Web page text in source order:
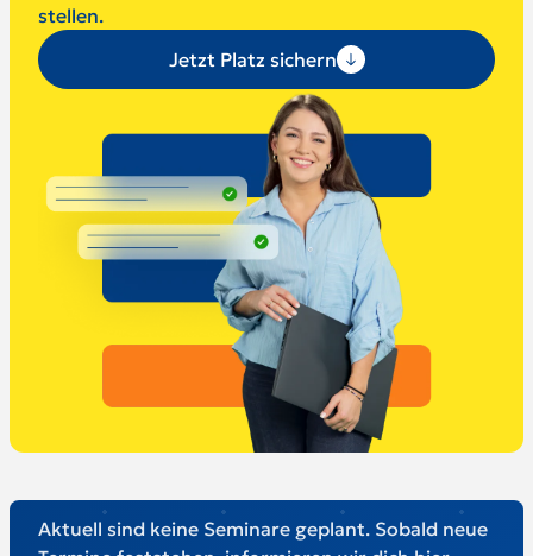
stellen.
Jetzt Platz sichern
Aktuell sind keine Seminare geplant. Sobald neue